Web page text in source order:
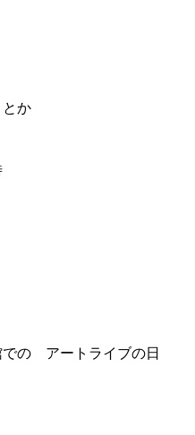
か
の アートライブの日